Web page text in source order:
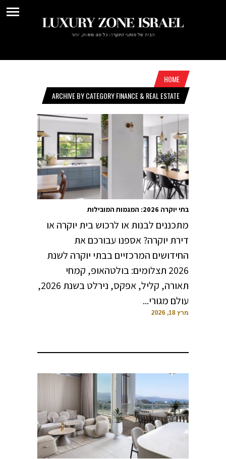
HOME
ARCHIVE BY CATEGORY FINANCE & REAL ESTATE
בתי יוקרה 2026: המגמות המובילות
מתכננים לבנות או לרכוש בית יוקרה או
דירת יוקרה? אספנו עבורכם את
החידושים המרכזיים בבתי יוקרה לשנת
2026 תצלומים: בולטהאופ, קמחי
תאורה, קליל, אפקס, נירלט בשנת 2026,
עולם מגורי...
מרץ 18, 2026